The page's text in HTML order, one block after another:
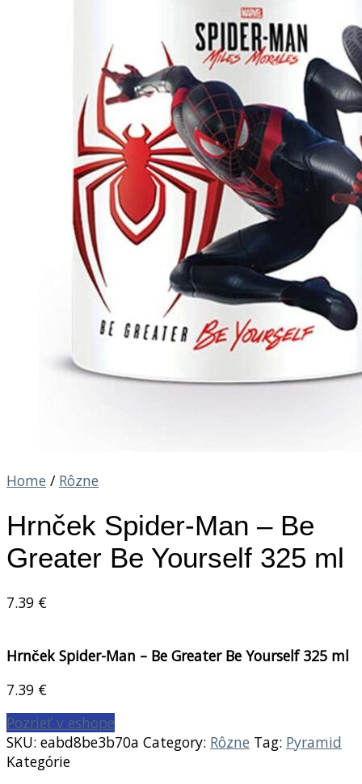
Home / Rôzne
Hrnček Spider-Man – Be
Greater Be Yourself 325 ml
7.39 €
Hrnček Spider-Man – Be Greater Be Yourself 325 ml
7.39 €
Pozrieť v eshope
SKU: eabd8be3b70a Category: Rôzne Tag: Pyramid
Kategórie